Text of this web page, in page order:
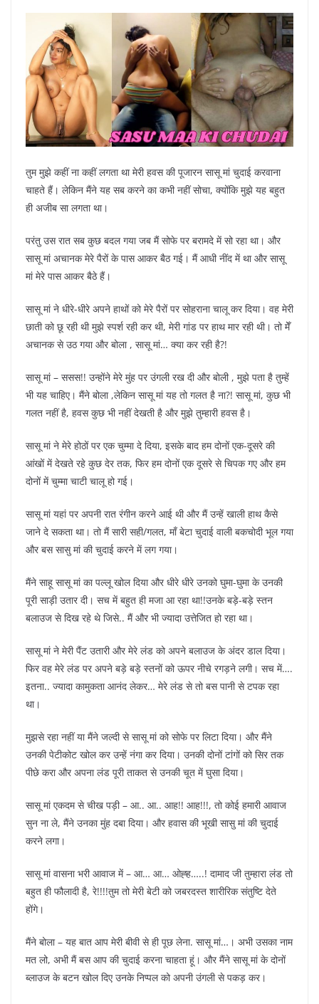
तुम मुझे कहीं ना कहीं लगता था मेरी हवस की पूजारन सासू मां चुदाई करवाना
चाहते हैं। लेकिन मैंने यह सब करने का कभी नहीं सोचा, क्योंकि मुझे यह बहुत
ही अजीब सा लगता था।
परंतु उस रात सब कुछ बदल गया जब मैं सोफे पर बरामदे में सो रहा था। और
सासू मां अचानक मेरे पैरों के पास आकर बैठ गई। मैं आधी नींद में था और सासू
मां मेरे पास आकर बैठे हैं।
सासू मां ने धीरे-धीरे अपने हाथों को मेरे पैरों पर सोहराना चालू कर दिया। वह मेरी
छाती को छू रही थी मुझे स्पर्श रही कर थी, मेरी गांड पर हाथ मार रही थी। तो मेँ
अचानक से उठ गया और बोला , सासू मां… क्या कर रही है?!
सासू मां – ससस!! उन्होंने मेरे मुंह पर उंगली रख दी और बोली , मुझे पता है तुम्हें
भी यह चाहिए। मैंने बोला ,लेकिन सासू मां यह तो गलत है ना?! सासू मां, कुछ भी
गलत नहीं है, हवस कुछ भी नहीं देखती है और मुझे तुम्हारी हवस है।
सासू मां ने मेरे होठों पर एक चुम्मा दे दिया, इसके बाद हम दोनों एक-दूसरे की
आंखों में देखते रहे कुछ देर तक, फिर हम दोनों एक दूसरे से चिपक गए और हम
दोनों में चुम्मा चाटी चालू हो गई।
सासू मां यहां पर अपनी रात रंगीन करने आई थी और मैं उन्हें खाली हाथ कैसे
जाने दे सकता था। तो मैं सारी सही/गलत, माँ बेटा चुदाई वाली बकचोदी भूल गया
और बस सासु मां की चुदाई करने में लग गया।
मैंने साहू सासू मां का पल्लू खोल दिया और धीरे धीरे उनको घुमा-घुमा के उनकी
पूरी साड़ी उतार दी। सच में बहुत ही मजा आ रहा था!!उनके बड़े-बड़े स्तन
बलाउज से दिख रहे थे जिसे.. मैं और भी ज्यादा उत्तेजित हो रहा था।
सासू मां ने मेरी पैंट उतारी और मेरे लंड को अपने बलाउज के अंदर डाल दिया।
फिर वह मेरे लंड पर अपने बड़े बड़े स्तनों को ऊपर नीचे रगड़ने लगी। सच में….
इतना.. ज्यादा कामुकता आनंद लेकर… मेरे लंड से तो बस पानी से टपक रहा
था।
मुझसे रहा नहीं या मैंने जल्दी से सासू मां को सोफे पर लिटा दिया। और मैंने
उनकी पेटीकोट खोल कर उन्हें नंगा कर दिया। उनकी दोनों टांगों को सिर तक
पीछे करा और अपना लंड पूरी ताकत से उनकी चूत में घुसा दिया।
सासू मां एकदम से चीख पड़ी – आ.. आ.. आह!! आह!!!, तो कोई हमारी आवाज
सुन ना ले, मैंने उनका मुंह दबा दिया। और हवास की भूखी सासु मां की चुदाई
करने लगा।
सासू मां वासना भरी आवाज में – आ… आ… ओह्ह…..! दामाद जी तुम्हारा लंड तो
बहुत ही फौलादी है, रे!!!!तुम तो मेरी बेटी को जबरदस्त शारीरिक संतुष्टि देते
होंगे।
मैंने बोला – यह बात आप मेरी बीवी से ही पूछ लेना. सासू मां…। अभी उसका नाम
मत लो, अभी मैं बस आप की चुदाई करना चाहता हूं। और मैंने सासू मां के दोनों
ब्लाउज के बटन खोल दिए उनके निप्पल को अपनी उंगली से पकड़ कर।